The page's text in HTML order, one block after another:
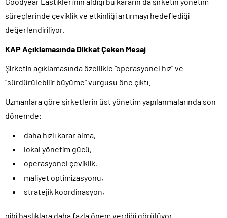
süreçlerinde çeviklik ve etkinliği artırmayı hedeflediği
değerlendiriliyor.
KAP Açıklamasında Dikkat Çeken Mesaj
Şirketin açıklamasında özellikle “operasyonel hız” ve
“sürdürülebilir büyüme” vurgusu öne çıktı.
Uzmanlara göre şirketlerin üst yönetim yapılanmalarında son
dönemde:
daha hızlı karar alma,
lokal yönetim gücü,
operasyonel çeviklik,
maliyet optimizasyonu,
stratejik koordinasyon,
gibi başlıklara daha fazla önem verdiği görülüyor.